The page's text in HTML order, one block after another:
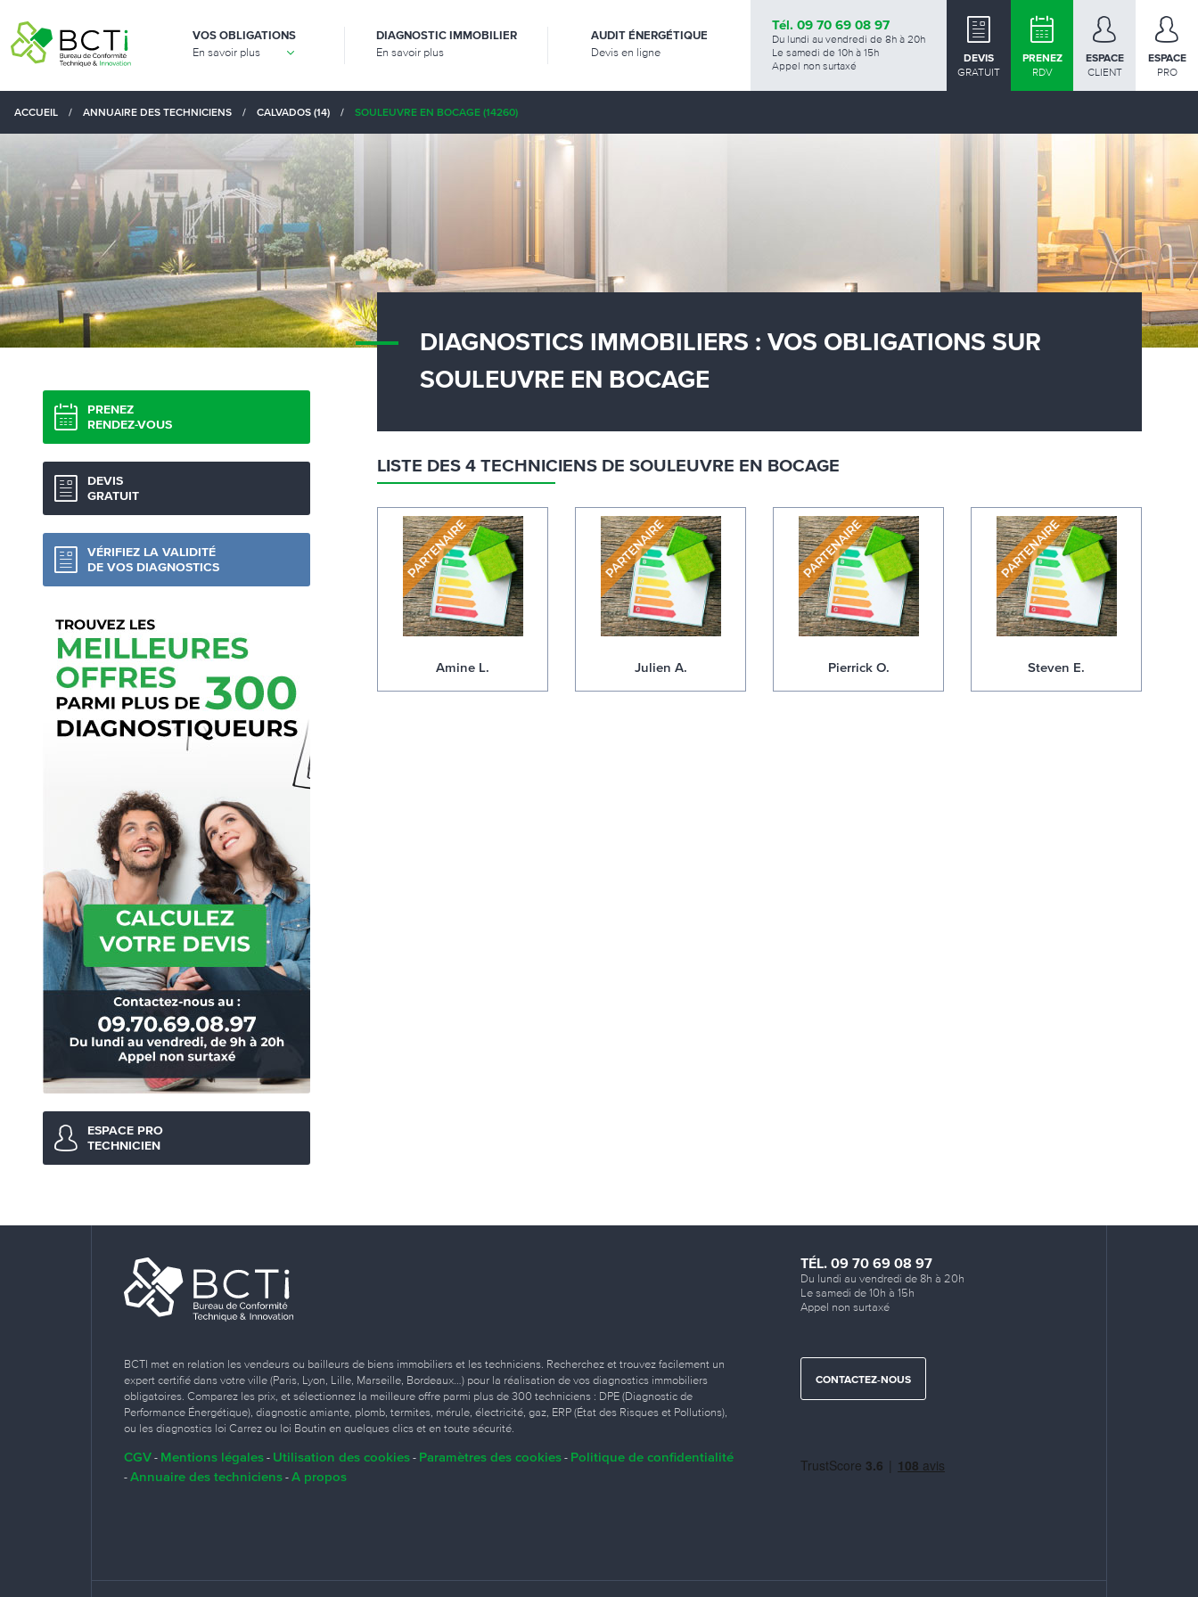
VOS OBLIGATIONS
En savoir plus
DIAGNOSTIC IMMOBILIER
En savoir plus
AUDIT ÉNERGÉTIQUE
Devis en ligne
Tél. 09 70 69 08 97
Du lundi au vendredi de 8h à 20h
Le samedi de 10h à 15h
Appel non surtaxé
DEVIS
GRATUIT
PRENEZ
RDV
ESPACE
CLIENT
ESPACE
PRO
ACCUEIL / ANNUAIRE DES TECHNICIENS / CALVADOS (14) / SOULEUVRE EN BOCAGE (14260)
PRENEZ
RENDEZ-VOUS
DEVIS
GRATUIT
VÉRIFIEZ LA VALIDITÉ
DE VOS DIAGNOSTICS
ESPACE PRO
TECHNICIEN
DIAGNOSTICS IMMOBILIERS : VOS OBLIGATIONS SUR
SOULEUVRE EN BOCAGE
LISTE DES 4 TECHNICIENS DE SOULEUVRE EN BOCAGE
Amine L. Julien A. Pierrick O. Steven E.
BCTI met en relation les vendeurs ou bailleurs de biens immobiliers et les techniciens. Recherchez et trouvez facilement un
expert certifié dans votre ville (Paris, Lyon, Lille, Marseille, Bordeaux…) pour la réalisation de vos diagnostics immobiliers
obligatoires. Comparez les prix, et sélectionnez la meilleure offre parmi plus de 300 techniciens : DPE (Diagnostic de
Performance Énergétique), diagnostic amiante, plomb, termites, mérule, électricité, gaz, ERP (État des Risques et Pollutions),
ou les diagnostics loi Carrez ou loi Boutin en quelques clics et en toute sécurité.
CGV - Mentions légales - Utilisation des cookies - Paramètres des cookies - Politique de confidentialité
- Annuaire des techniciens - A propos
TÉL. 09 70 69 08 97
Du lundi au vendredi de 8h à 20h
Le samedi de 10h à 15h
Appel non surtaxé
CONTACTEZ-NOUS